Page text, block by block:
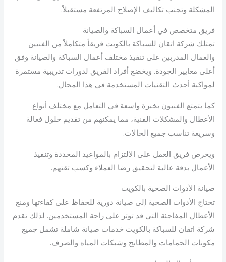
المشكلة وتجنب تكاليف الإصلاح المرتفعة مستقبلاً.
فريق متخصص في أعمال السباكة والصيانة
تمتلك شركة اتقان للسباكة بالكويت فريقاً متكاملاً من الفنيين
والعمال المدربين على تنفيذ مختلف أعمال السباكة والصيانة وفق
أعلى معايير الجودة. ويخضع أفراد الفريق لدورات تدريبية مستمرة
لمواكبة أحدث التقنيات المستخدمة في هذا المجال.
كما يتمتع الفنيون بخبرة واسعة في التعامل مع مختلف أنواع
الأعطال والمشكلات الفنية، مما يمكنهم من تقديم حلول فعالة
وسريعة تناسب جميع الحالات.
ويحرص فريق العمل على الالتزام بالمواعيد المحددة وتنفيذ
الأعمال بدقة عالية لتحقيق رضا العملاء وكسب ثقتهم.
صيانة الأدوات الصحية بالكويت
تحتاج الأدوات الصحية إلى صيانة دورية للحفاظ على كفاءتها ومنع
الأعطال المفاجئة التي قد تؤثر على راحة المستخدمين. لذلك تقدم
شركة اتقان للسباكة بالكويت خدمات صيانة شاملة تشمل جميع
مكونات الحمامات والمطابخ وشبكات المياه والصرف.